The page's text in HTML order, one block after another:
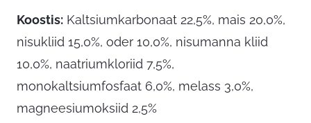
Koostis: Kaltsiumkarbonaat 22,5%, mais 20,0%,
nisukliid 15,0%, oder 10,0%, nisumanna kliid
10,0%, naatriumkloriid 7,5%,
monokaltsiumfosfaat 6,0%, melass 3,0%,
magneesiumoksiid 2,5%